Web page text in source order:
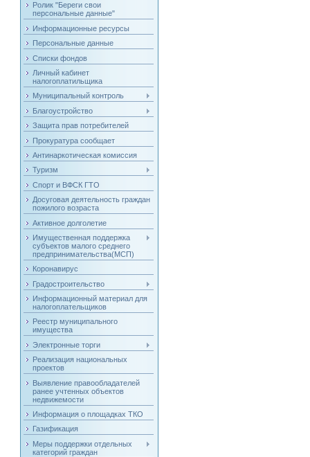
Ролик "Береги свои
персональные данные"
Информационные ресурсы
Персональные данные
Списки фондов
Личный кабинет
налогоплатильщика
Муниципальный контроль
Благоустройство
Защита прав потребителей
Прокуратура сообщает
Антинаркотическая комиссия
Туризм
Спорт и ВФСК ГТО
Досуговая деятельность граждан
пожилого возраста
Активное долголетие
Имущественная поддержка
субъектов малого среднего
предпринимательства(МСП)
Коронавирус
Градостроительство
Информационный материал для
налогоплательщиков
Реестр муниципального
имущества
Электронные торги
Реализация национальных
проектов
Выявление правообладателей
ранее учтенных объектов
недвижемости
Информация о площадках ТКО
Газификация
Меры поддержки отдельных
категорий граждан